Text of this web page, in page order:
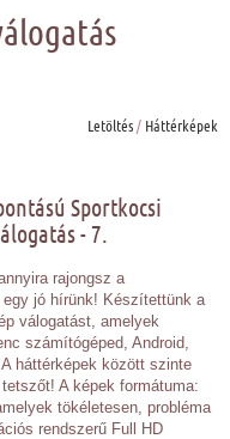
Letöltés/ Háttérképek
Sportkocsi
- 7.
rajongsz a
jó hírünk! Készítettünk a
válogatást, amelyek
számítógéped, Android,
háttérképek között szinte
A képek formátuma:
tökéletesen, probléma
rendszerű Full HD